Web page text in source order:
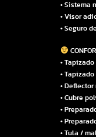
• Sistema
• Visor
• Seguro
•
•
•
• Cubre
•
•
• Tula /